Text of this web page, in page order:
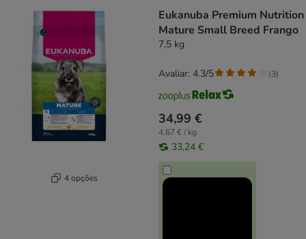
4 opções
Eukanuba Premium Nutrition
Mature Small Breed Frango
7,5 kg
34,99 €
4,67 € / kg
33,24 €
Avaliar: 4.3/5 (3)